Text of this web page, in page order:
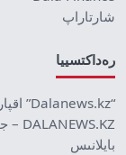
شارتاراپ
رەداكتسييا
“Dalanews.kz” اقپارات اگەنتتٸگٸ تۋرالى
DALANEWS.KZ – جارناما
بايلانىس